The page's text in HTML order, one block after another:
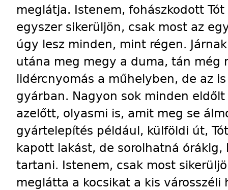
meglátja. Istenem, fohászkodott
egyszer sikerüljön, csak most az
úgy lesz minden, mint régen.
utána meg megy a duma, tán még
lidércnyomás a műhelyben, de az
gyárban. Nagyon sok minden
azelőtt, olyasmi is, amit meg se
gyártelepítés például, külföldi út,
kapott lakást, de sorolhatná
tartani. Istenem, csak most
meglátta a kocsikat a kis